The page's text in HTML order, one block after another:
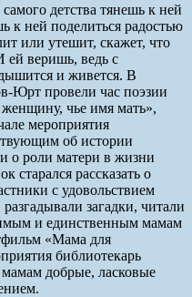
детства тянешь к ней
к ней поделиться радостью
или утешит, скажет, что
ей веришь, ведь с
и живется. В
Юрт провели час поэзии
чье имя мать»,
мероприятия
об истории
о роли матери в жизни
старался рассказать о
с удовольствием
загадки, читали
и единственным мамам
«Мама для
библиотекарь
добрые, ласковые